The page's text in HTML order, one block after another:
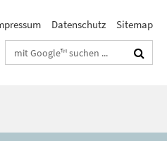
Datenschutz Sitemap
Suchbegriffe